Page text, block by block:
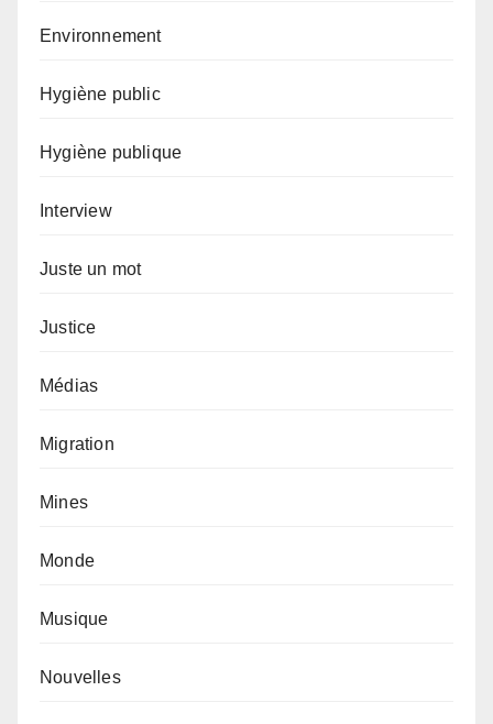
Environnement
Hygiène public
Hygiène publique
Interview
Juste un mot
Justice
Médias
Migration
Mines
Monde
Musique
Nouvelles